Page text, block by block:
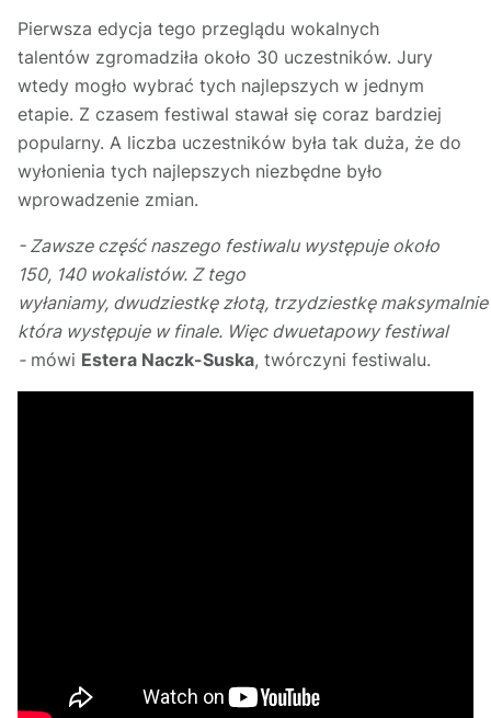
Pierwsza edycja tego przeglądu wokalnych
talentów zgromadziła około 30 uczestników. Jury
wtedy mogło wybrać tych najlepszych w jednym
etapie. Z czasem festiwal stawał się coraz bardziej
popularny. A liczba uczestników była tak duża, że do
wyłonienia tych najlepszych niezbędne było
wprowadzenie zmian.
- Zawsze część naszego festiwalu występuje około
150, 140 wokalistów. Z tego
wyłaniamy, dwudziestkę złotą, trzydziestkę maksymalnie
która występuje w finale. Więc dwuetapowy festiwal
-mówi Estera Naczk-Suska, twórczyni festiwalu.